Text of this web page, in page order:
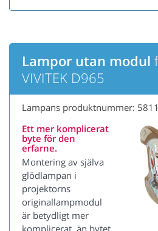
Lampor utan modul
VIVITEK D965
Lampans produktnummer:
Ett mer komplicerat
byte för den
erfarne.
Montering av själva
glödlampan i
projektorns
originallampmodul
är betydligt mer